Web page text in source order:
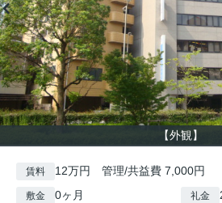
【外観】
賃料 12万円 管理/共益費 7,000円
敷金 0ヶ月 礼金